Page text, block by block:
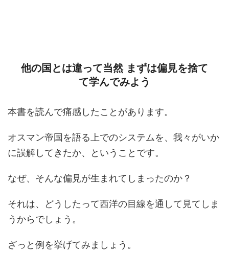
他の国とは違って当然 まずは偏見を捨て
て学んでみよう
本書を読んで痛感したことがあります。
オスマン帝国を語る上でのシステムを、我々がいか
に誤解してきたか、ということです。
なぜ、そんな偏見が生まれてしまったのか？
それは、どうしたって西洋の目線を通して見てしま
うからでしょう。
ざっと例を挙げてみましょう。